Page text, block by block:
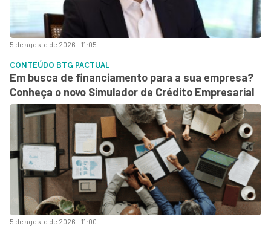
5 de agosto de 2026 - 11:05
5 de agosto de 2026 - 11:00
CONTEÚDO BTG PACTUAL
Em busca de financiamento para a sua empresa?
Conheça o novo Simulador de Crédito Empresarial